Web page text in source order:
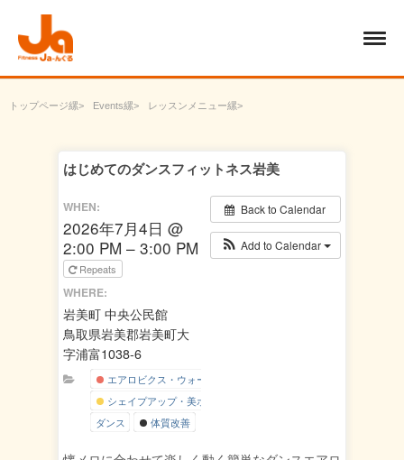
トップページ Events
レッスンメニュー
はじめてのダンスフィットネス岩美
Back to Calendar
Add to Calendar
WHEN:
2026年7月4日 @
2:00 PM – 3:00 PM
Repeats
WHERE:
岩美町 中央公民館
鳥取県岩美郡岩美町大
字浦富1038-6
エアロビクス・ウォーキング
シェイプアップ・美ボディー
ダンス
体質改善